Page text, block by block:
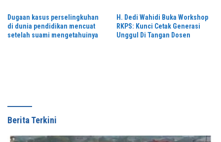
Dugaan kasus perselingkuhan
di dunia pendidikan mencuat
setelah suami mengetahuinya
H. Dedi Wahidi Buka Workshop
RKPS: Kunci Cetak Generasi
Unggul Di Tangan Dosen
Berita Terkini